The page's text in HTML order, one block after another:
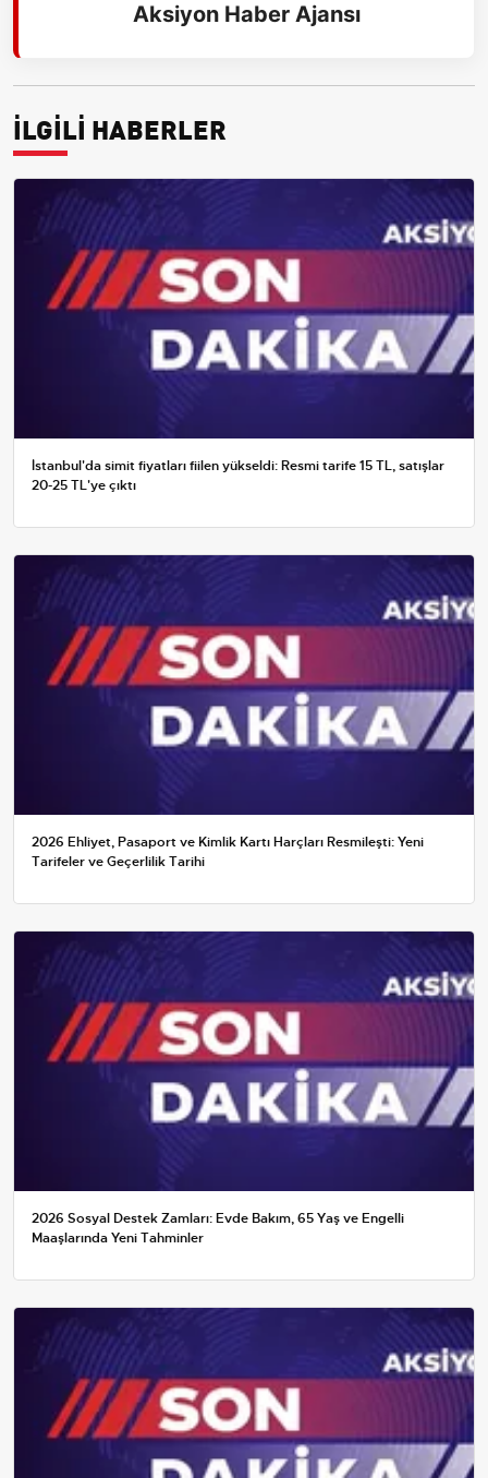
Aksiyon Haber Ajansı
İLGİLİ HABERLER
İstanbul'da simit fiyatları fiilen yükseldi: Resmi tarife 15 TL, satışlar
20-25 TL'ye çıktı
2026 Ehliyet, Pasaport ve Kimlik Kartı Harçları Resmileşti: Yeni
Tarifeler ve Geçerlilik Tarihi
2026 Sosyal Destek Zamları: Evde Bakım, 65 Yaş ve Engelli
Maaşlarında Yeni Tahminler